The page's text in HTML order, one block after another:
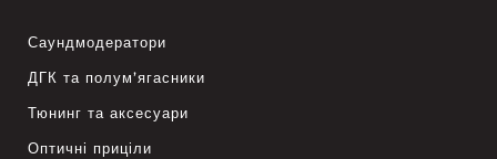
Саундмодератори
ДГК та полум’ягасники
Тюнинг та аксесуари
Оптичні приціли